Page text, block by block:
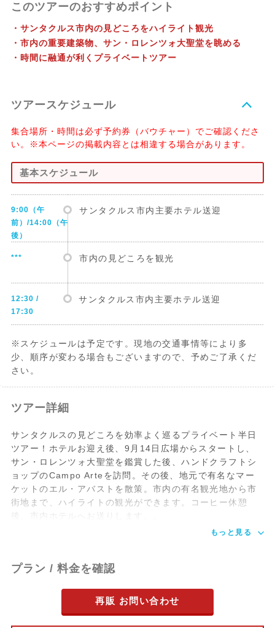
このツアーのおすすめポイント
・サンタクルス市内の見どころをハイライト観光
・市内の重要建築物、サン・ロレンツォ大聖堂を眺める
・時間に融通が利くプライベートツアー
ツアースケジュール
集合場所・時間は必ず予約券（バウチャー）でご確認くださ
い。※本ページの掲載内容とは相違する場合があります。
基本スケジュール
9:00（午
前）/14:00（午
後）
サンタクルス市内主要ホテル送迎
*** 市内の見どころを観光
12:30 /
17:30
サンタクルス市内主要ホテル送迎
※スケジュールは予定です。現地の交通事情等により多
少、順序が変わる場合もございますので、予めご了承くだ
さい。
ツアー詳細
サンタクルスの見どころを効率よく巡るプライベート半日
ツアー！ホテルお迎え後、9月14日広場からスタートし、
サン・ロレンツォ大聖堂を鑑賞した後、ハンドクラフトシ
ョップのCampo Arteを訪問。その後、地元で有名なマー
ケットのエル・アバストを散策。市内の有名観光地から市
街地まで、ハイライトの観光ができます。コーヒー休憩
後、市内ホテルへお送りします。。
もっと見る
プラン / 料金を確認
再販 お問い合わせ